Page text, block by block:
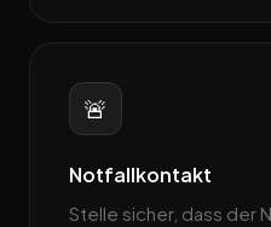
🚨
Notfallkontakt
Stelle sicher, dass der